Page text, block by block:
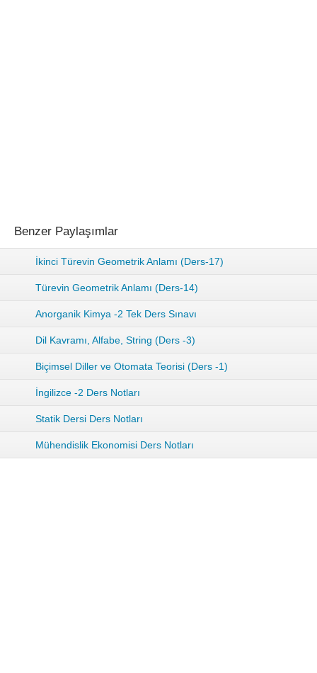
Benzer Paylaşımlar
İkinci Türevin Geometrik Anlamı (Ders-17)
Türevin Geometrik Anlamı (Ders-14)
Anorganik Kimya -2 Tek Ders Sınavı
Dil Kavramı, Alfabe, String (Ders -3)
Biçimsel Diller ve Otomata Teorisi (Ders -1)
İngilizce -2 Ders Notları
Statik Dersi Ders Notları
Mühendislik Ekonomisi Ders Notları